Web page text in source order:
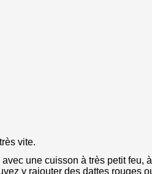
vite.
une cuisson à très petit feu,
y rajouter des dattes rouges